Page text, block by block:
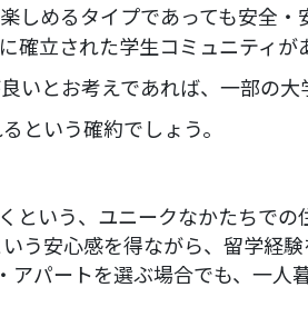
しめるタイプであっても安全
立された学生コミュニティが
いとお考えであれば、一部の
という確約でしょう。
いう、ユニークなかたちで
安心感を得ながら、留学経
パートを選ぶ場合でも、一人